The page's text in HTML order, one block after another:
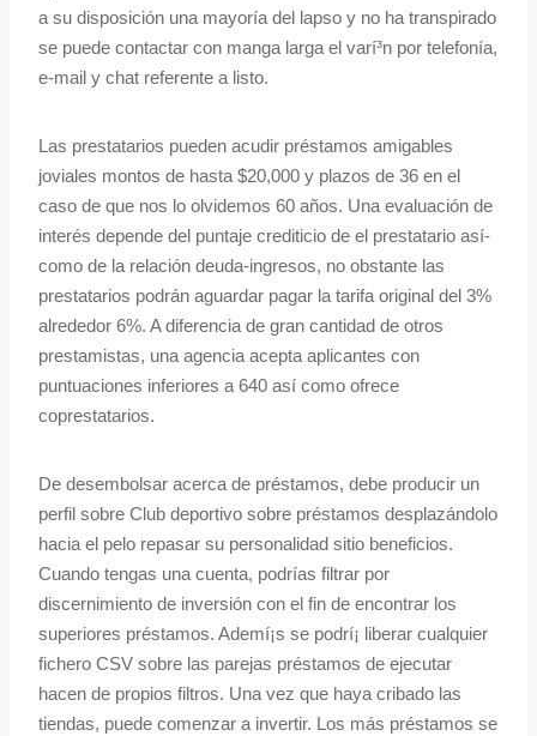
a su disposición una mayoría del lapso y no ha transpirado
se puede contactar con manga larga el varí³n por telefonía,
e-mail y chat referente a listo.
Las prestatarios pueden acudir préstamos amigables
joviales montos de hasta $20,000 y plazos de 36 en el
caso de que nos lo olvidemos 60 años. Una evaluación de
interés depende del puntaje crediticio de el prestatario así­
como de la relación deuda-ingresos, no obstante las
prestatarios podrán aguardar pagar la tarifa original del 3%
alrededor 6%. A diferencia de gran cantidad de otros
prestamistas, una agencia acepta aplicantes con
puntuaciones inferiores a 640 así­ como ofrece
coprestatarios.
De desembolsar acerca de préstamos, debe producir un
perfil sobre Club deportivo sobre préstamos desplazándolo
hacia el pelo repasar su personalidad sitio beneficios.
Cuando tengas una cuenta, podrías filtrar por
discernimiento de inversión con el fin de encontrar los
superiores préstamos. Ademí¡s se podrí¡ liberar cualquier
fichero CSV sobre las parejas préstamos de ejecutar
hacen de propios filtros. Una vez que haya cribado las
tiendas, puede comenzar a invertir. Los más préstamos se